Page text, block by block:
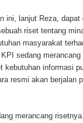
ini, lanjut Reza, dapat
riset tentang
masyarakat
sedang
kebutuhan informasi
resmi akan berjalan
merancang